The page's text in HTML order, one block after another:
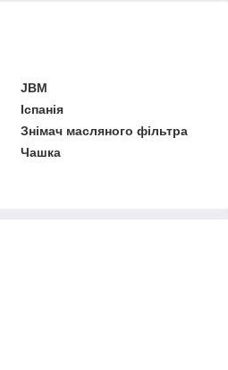
JBM
Іспанія
Знімач масляного фільтра
Чашка